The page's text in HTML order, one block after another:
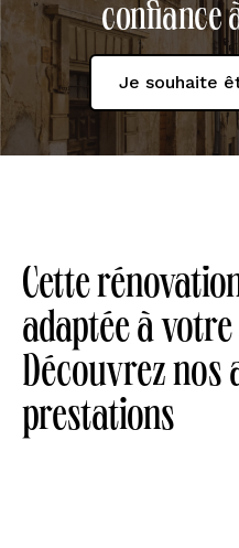
confiance
Je souhaite
Cette
adaptée à votre
Découvrez nos
prestations